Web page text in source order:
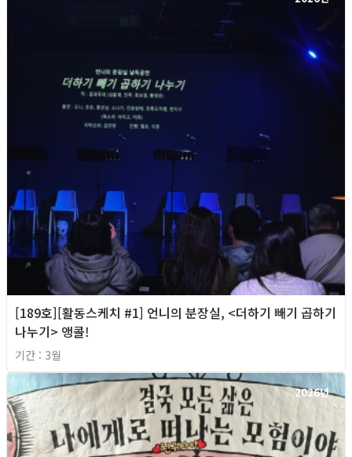
[189호][활동스케치 #1] 언니의 분장실, <더하기 빼기 곱하기
나누기> 앵콜!
기간 : 3월
2026년